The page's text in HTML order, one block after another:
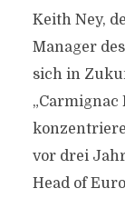
Keith Ney,
Manager
sich in
„Carmignac
vor drei
Head of